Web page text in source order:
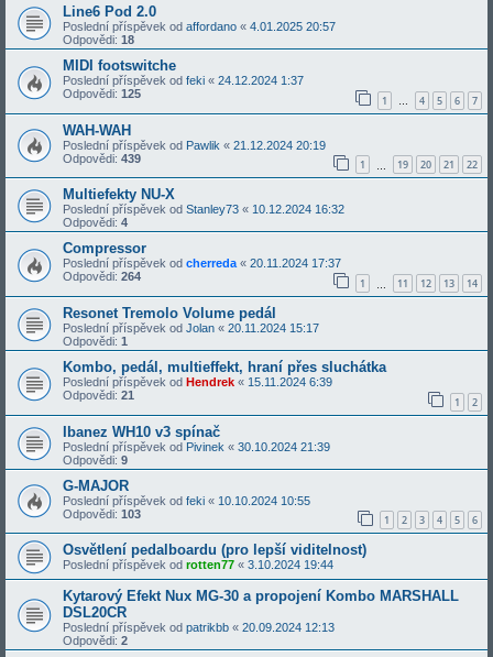
Line6 Pod 2.0
Poslední příspěvek od affordano « 4.01.2025 20:57
Odpovědi: 18
MIDI footswitche
Poslední příspěvek od feki « 24.12.2024 1:37
Odpovědi: 125 1 … 4 5 6 7
WAH-WAH
Poslední příspěvek od Pawlik « 21.12.2024 20:19
Odpovědi: 439 1 19 20 21 22
Multiefekty NU-X
Poslední příspěvek od Stanley73 « 10.12.2024 16:32
Odpovědi: 4
Compressor
Poslední příspěvek od cherreda« 20.11.2024 17:37
Odpovědi: 264 1 11 12 13 14
Resonet Tremolo Volume pedál
Poslední příspěvek od Jolan « 20.11.2024 15:17
Odpovědi: 1
Kombo, pedál, multieffekt, hraní přes sluchátka
Poslední příspěvek od Hendrek « 15.11.2024 6:39
Odpovědi: 21 1 2
Ibanez WH10 v3 spínač
Poslední příspěvek od Pivinek « 30.10.2024 21:39
Odpovědi: 9
G-MAJOR
Poslední příspěvek od feki « 10.10.2024 10:55
Odpovědi: 103 1 2 3 4 5 6
Osvětlení pedalboardu (pro lepší viditelnost)
Poslední příspěvek od rotten77 « 3.10.2024 19:44
Kytarový Efekt Nux MG-30 a propojení Kombo MARSHALL
DSL20CR
Poslední příspěvek od patrikbb « 20.09.2024 12:13
Odpovědi: 2